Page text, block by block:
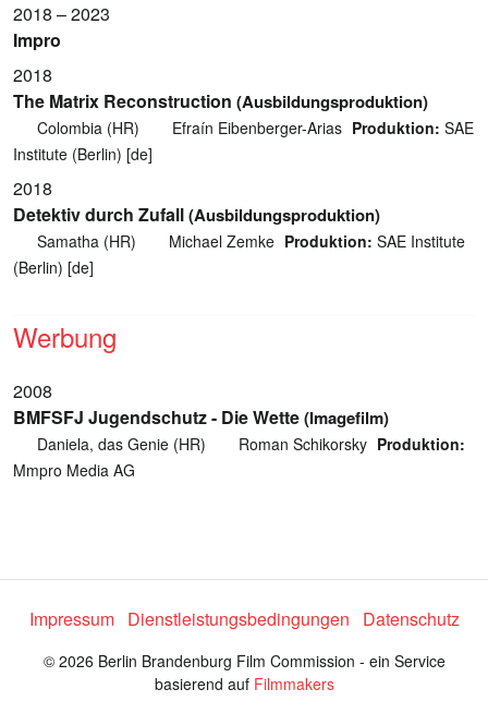
2018 – 2023
Impro
2018
The Matrix Reconstruction (Ausbildungsproduktion)
Colombia (HR) Efraín Eibenberger-Arias Produktion: SAE
Institute (Berlin) [de]
2018
Detektiv durch Zufall(Ausbildungsproduktion)
Samatha (HR) Michael Zemke Produktion: SAE Institute
(Berlin) [de]
Werbung
2008
BMFSFJ Jugendschutz - Die Wette(Imagefilm)
Daniela, das Genie (HR) Roman Schikorsky Produktion:
Mmpro Media AG
Impressum Dienstleistungsbedingungen Datenschutz
© 2026 Berlin Brandenburg Film Commission - ein Service
basierend auf Filmmakers